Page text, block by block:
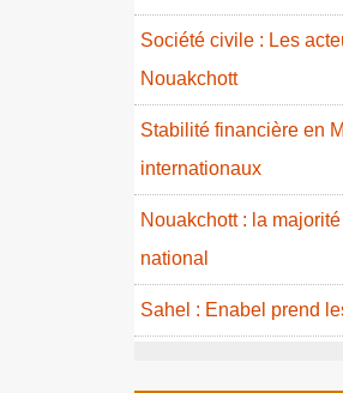
Société civile : Les
Nouakchott
Stabilité financière en
internationaux
Nouakchott : la
national
Sahel : Enabel prend